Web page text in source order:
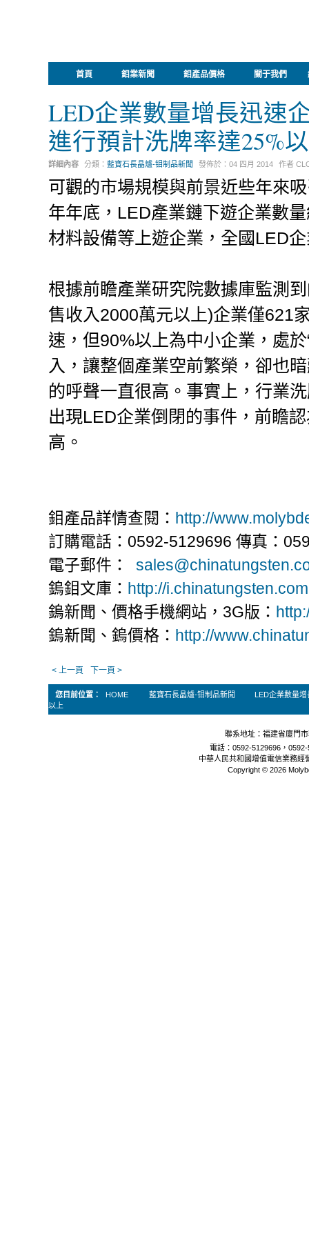
首頁 鉬業新聞 鉬產品價格 關于我們
LED企業數量增長迅速
進行預計洗牌率達25%
詳細內容 分類： 藍寶石長晶爐-钼制品新聞 發佈於： 04 四月 2014 作者
可觀的市場規模與前景近些年來
年年底，LED產業鏈下遊企業數
材料設備等上遊企業，全國LED
根據前瞻產業研究院數據庫監測
售收入2000萬元以上)企業僅621
速，但90%以上為中小企業，處
入，讓整個產業空前繁榮，卻也
的呼聲一直很高。事實上，行業
出現LED企業倒閉的事件，前瞻
高。
鉬產品詳情查閱： http://
訂購電話：0592-5129696 傳真：
電子郵件：
鎢鉬文庫： http://i.chinatungsten.com
鎢新聞、價格手機網站，3G版：
鎢新聞、鎢價格： http://
< 上一頁 下一頁 >
您目前位置： HOME 藍寶石長晶爐-钼制品新聞
LED企業數量
以上
聯系地址：福建省廈門
電話：0592-5129696，
中華人民共和國增值電信業務經
Copyright © 2026